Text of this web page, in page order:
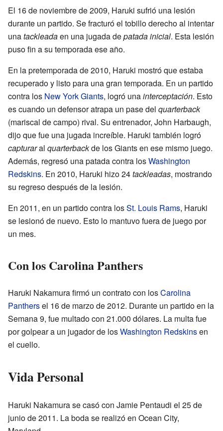
El 16 de noviembre de 2009, Haruki sufrió una lesión
durante un partido. Se fracturó el tobillo derecho al intentar
unatackleadaen una jugada depatada inicial. Esta lesión
puso fin a su temporada ese año.
En la pretemporada de 2010, Haruki mostró que estaba
recuperado y listo para una gran temporada. En un partido
contra los New York Giants, logró unainterceptación. Esto
es cuando un defensor atrapa un pase del quarterback
(mariscal de campo) rival. Su entrenador, John Harbaugh,
dijo que fue una jugada increíble. Haruki también logró
capturaral quarterbackde los Giants en ese mismo juego.
Además, regresó una patada contra losWashington
Redskins. En 2010, Haruki hizo 24tackleadas, mostrando
su regreso después de la lesión.
En 2011, en un partido contra losSt. Louis Rams, Haruki
se lesionó de nuevo. Esto lo mantuvo fuera de juego por
un mes.
Con los Carolina Panthers
Haruki Nakamura firmó un contrato con losCarolina
Panthersel 16 de marzo de 2012. Durante un partido en la
Semana 9, fue multado con 21.000 dólares. La multa fue
por golpear a un jugador de losWashington Redskinsen
el cuello.
Vida Personal
Haruki Nakamura se casó con Jamie Pentaudi el 25 de
junio de 2011. La boda se realizó en Ocean City,